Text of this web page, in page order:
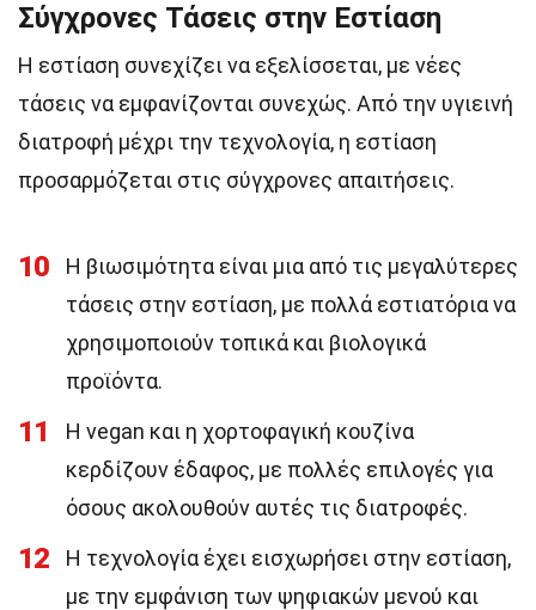
Σύγχρονες Τάσεις στην Εστίαση
Η εστίαση συνεχίζει να εξελίσσεται, με νέες
τάσεις να εμφανίζονται συνεχώς. Από την υγιεινή
διατροφή μέχρι την τεχνολογία, η εστίαση
προσαρμόζεται στις σύγχρονες απαιτήσεις.
10
Η βιωσιμότητα είναι μια από τις μεγαλύτερες
τάσεις στην εστίαση, με πολλά εστιατόρια να
χρησιμοποιούν τοπικά και βιολογικά
προϊόντα.
11
Η vegan και η χορτοφαγική κουζίνα
κερδίζουν έδαφος, με πολλές επιλογές για
όσους ακολουθούν αυτές τις διατροφές.
12
Η τεχνολογία έχει εισχωρήσει στην εστίαση,
με την εμφάνιση των ψηφιακών μενού και